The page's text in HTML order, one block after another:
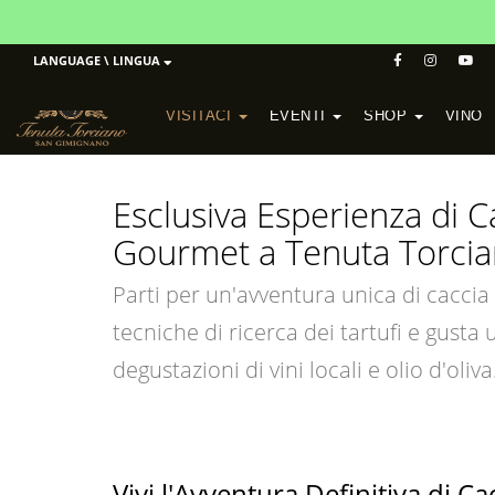
LANGUAGE \ LINGUA
VISITACI EVENTI SHOP VINO
Esclusiva Esperienza di
Gourmet a Tenuta
Parti per un'avventura unica di
tecniche di ricerca dei tartufi e gusta
degustazioni di vini locali e olio d'oliva.